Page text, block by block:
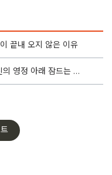
끝내 오지 않은 이유
냉장고에 글이 가득… 자신의 영정 아래 잠드는 남자